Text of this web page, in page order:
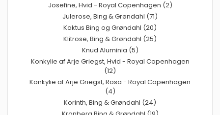
Josefine, Hvid - Royal Copenhagen (2)
Julerose, Bing & Grøndahl (71)
Kaktus Bing og Grøndahl (20)
Klitrose, Bing & Grøndahl (25)
Knud Aluminia (5)
Konkylie af Arje Griegst, Hvid - Royal Copenhagen
(12)
Konkylie af Arje Griegst, Rosa - Royal Copenhagen
(4)
Korinth, Bing & Grøndahl (24)